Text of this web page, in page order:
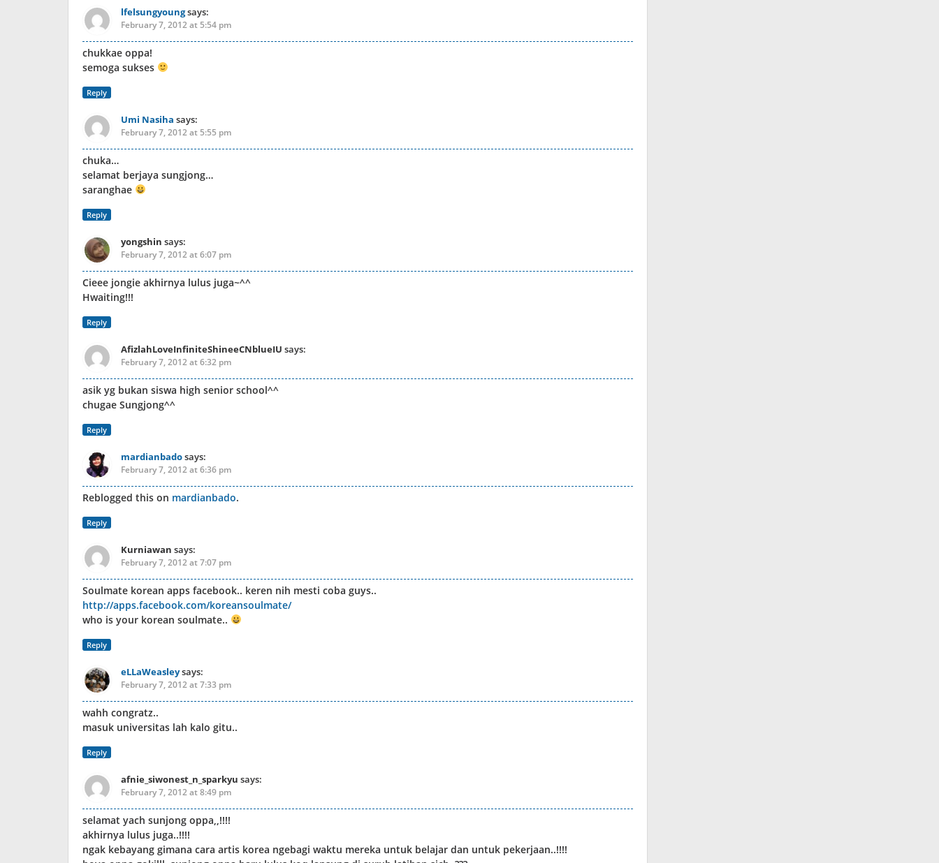
lfelsungyoungsays:
February 7, 2012 at 5:54 pm
chukkae oppa!
semoga sukses
Reply
Umi Nasiha says:
February 7, 2012 at 5:55 pm
chuka…
selamat berjaya sungjong…
saranghae
Reply
yongshin says:
February 7, 2012 at 6:07 pm
Cieee jongie akhirnya lulus juga~^^
Hwaiting!!!
Reply
AfizlahLoveInfiniteShineeCNblueIU says:
February 7, 2012 at 6:32 pm
asik yg bukan siswa high senior school^^
chugae Sungjong^^
Reply
mardianbadosays:
February 7, 2012 at 6:36 pm
Reblogged this on mardianbado.
Reply
Kurniawan says:
February 7, 2012 at 7:07 pm
Soulmate korean apps facebook.. keren nih mesti coba guys..
http://apps.facebook.com/koreansoulmate/
who is your korean soulmate..
Reply
eLLaWeasleysays:
February 7, 2012 at 7:33 pm
wahh congratz..
masuk universitas lah kalo gitu..
Reply
afnie_siwonest_n_sparkyu says:
February 7, 2012 at 8:49 pm
selamat yach sunjong oppa,,!!!!
akhirnya lulus juga..!!!!
ngak kebayang gimana cara artis korea ngebagi waktu mereka untuk belajar dan untuk pekerjaan..!!!!